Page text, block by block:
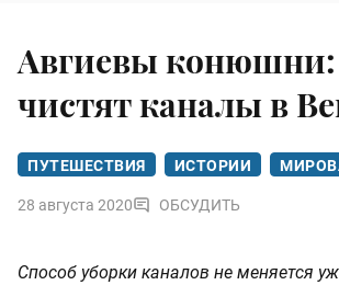
Авгиевы конюшни:
чистят каналы в
ПУТЕШЕСТВИЯ ИСТОРИИ
28 августа 2020 ОБСУДИТЬ
Способ уборки каналов не меняется